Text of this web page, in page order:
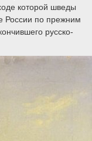
которой шведы
России по прежним
русско-